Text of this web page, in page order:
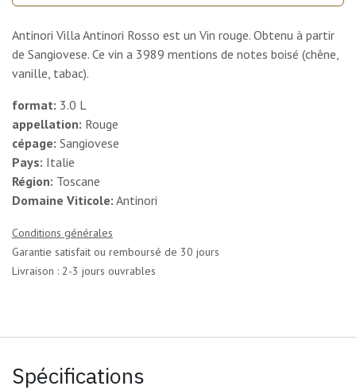
Antinori Villa Antinori Rosso est un Vin rouge. Obtenu à partir
de Sangiovese. Ce vin a 3989 mentions de notes boisé (chêne,
vanille, tabac).
format: 3.0 L
appellation: Rouge
cépage: Sangiovese
Pays: Italie
Région: Toscane
Domaine Viticole: Antinori
Conditions générales
Garantie satisfait ou remboursé de 30 jours
Livraison : 2-3 jours ouvrables
Spécifications